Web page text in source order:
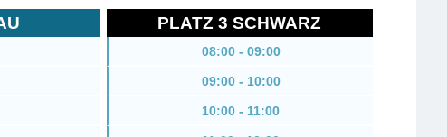
PLATZ 3 SCHWARZ
08:00 - 09:00
09:00 - 10:00
10:00 - 11:00